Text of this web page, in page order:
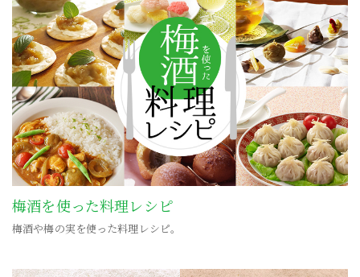
梅酒を使った料理レシピ
梅酒や梅の実を使った料理レシピ。